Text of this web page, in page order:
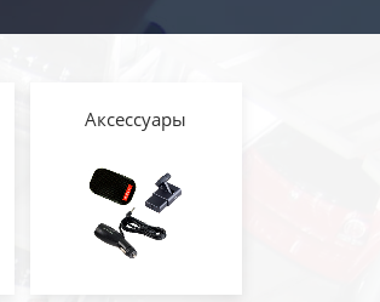
Аксессуары